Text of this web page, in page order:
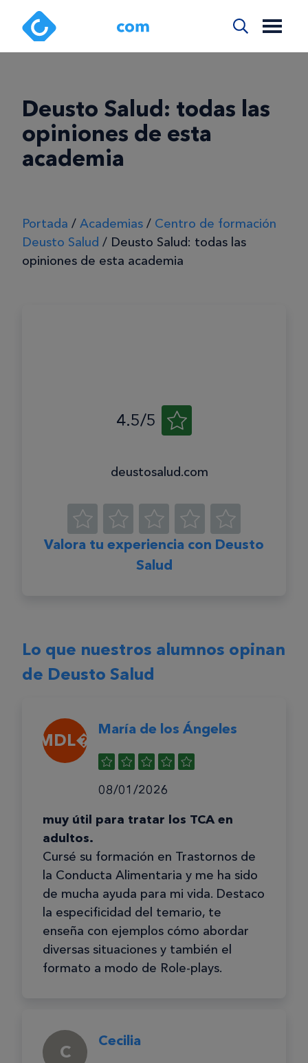
Deusto Salud: todas las
opiniones de esta
academia
Portada / Academias / Centro de formación
Deusto Salud / Deusto Salud: todas las
opiniones de esta academia
4.5/5
deustosalud.com
Valora tu experiencia con Deusto
Salud
Lo que nuestros alumnos opinan
de Deusto Salud
MDL�
María de los Ángeles
08/01/2026
muy útil para tratar los TCA en
adultos.
Cursé su formación en Trastornos de
la Conducta Alimentaria y me ha sido
de mucha ayuda para mi vida. Destaco
la especificidad del temario, te
enseña con ejemplos cómo abordar
diversas situaciones y también el
formato a modo de Role-plays.
C
Cecilia